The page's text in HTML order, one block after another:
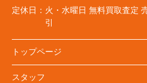
定休日： 火・水曜日 無料買取査定
引
トップページ
スタッフ